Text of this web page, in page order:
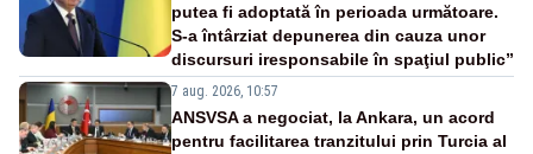
putea fi adoptată în perioada următoare.
S-a întârziat depunerea din cauza unor
discursuri iresponsabile în spaţiul public”
7 aug. 2026, 10:57
ANSVSA a negociat, la Ankara, un acord
pentru facilitarea tranzitului prin Turcia al